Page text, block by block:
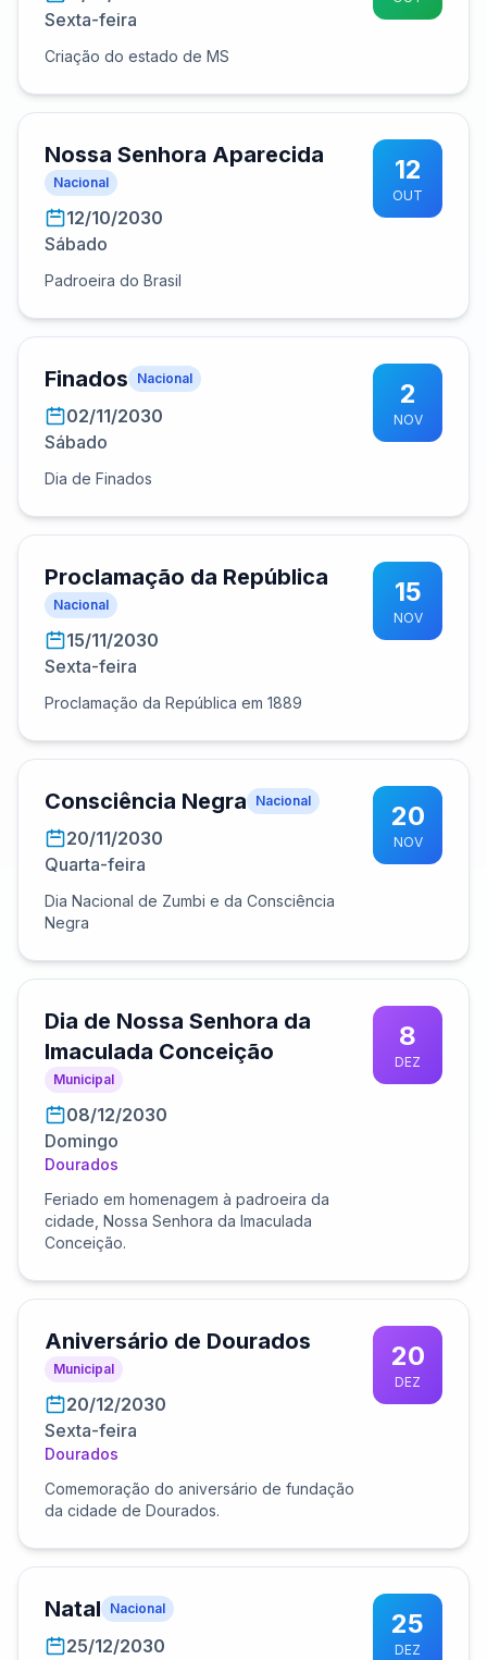
Sexta-feira
Criação do estado de MS
Nossa Senhora Aparecida
Nacional
12/10/2030
Sábado
Padroeira do Brasil
12
OUT
Finados Nacional
02/11/2030
Sábado
Dia de Finados
2
NOV
Proclamação da República
Nacional
15/11/2030
Sexta-feira
Proclamação da República em 1889
15
NOV
Consciência Negra Nacional
20/11/2030
Quarta-feira
Dia Nacional de Zumbi e da Consciência
Negra
20
NOV
Dia de Nossa Senhora da
Imaculada Conceição
Municipal
08/12/2030
Domingo
Dourados
Feriado em homenagem à padroeira da
cidade, Nossa Senhora da Imaculada
Conceição.
8
DEZ
Aniversário de Dourados
Municipal
20/12/2030
Sexta-feira
Dourados
Comemoração do aniversário de fundação
da cidade de Dourados.
20
DEZ
Natal Nacional
25/12/2030
25
DEZ